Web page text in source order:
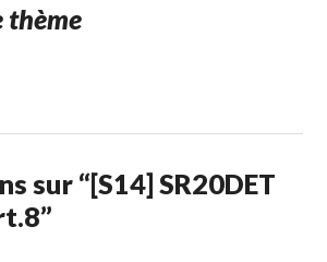
thème
sur “[S14] SR20DET
”